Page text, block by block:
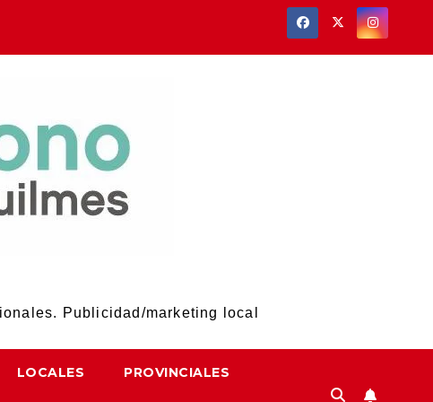
Publicidad/marketing local
LOCALES PROVINCIALES